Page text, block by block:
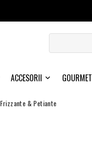
ACCESORII GOURMET
Frizzante & Petiante